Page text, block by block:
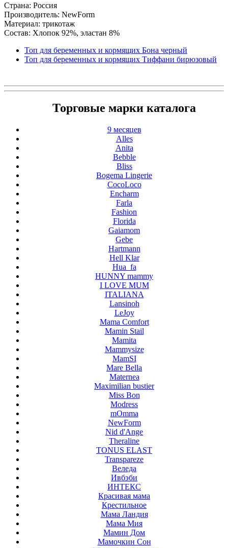
Страна: Россия
Производитель: NewForm
Материал: трикотаж
Состав: Хлопок 92%, эластан 8%
Топ для беременных и кормящих Бона черный
Топ для беременных и кормящих Тиффани бирюзовый
Торговые марки каталога
9 месяцев
Alles
Anita
Bebble
Bliss
Bogema Lingerie
CocoLoco
Encharm
Farla
Fashion
Florida
Gaiamom
Gebe
Hartmann
Hell Klar
Hua_fa
HUNNY mammy
I LOVE MUM
ITALIANA
Lansinoh
LeJoy
Mama Comfort
Mamin Stail
Mamita
Mammysize
MamSI
Mare Bella
Maternea
Maximilian bustier
Miss Bon
Modress
mOmma
NewForm
Nid d'Ange
Theraline
TONUS ELAST
Transpareze
Веледа
Ивбэби
ИНТЕКС
Красивая мама
Крестильное
Мама Ландия
Мама Мия
Мамин Дом
Мамочкин Сон